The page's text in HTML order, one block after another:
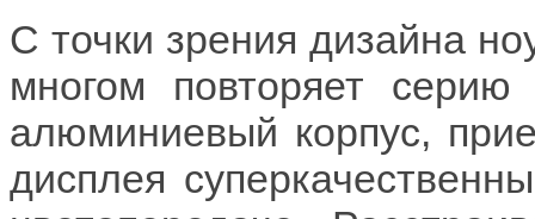
С точки зрения дизайна
многом повторяет серию
алюминиевый корпус,
дисплея